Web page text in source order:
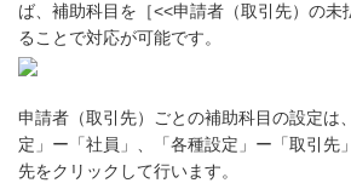
ば、補助科目を［<<申請者（取引先）の未
ることで対応が可能です。
申請者（取引先）ごとの補助科目の設定は
定」ー「社員」、「各種設定」ー「取引先
先をクリックして行います。